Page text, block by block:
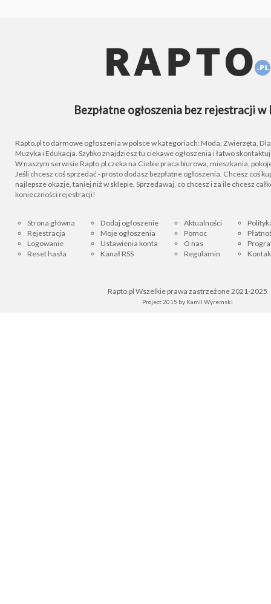
Bezpłatne ogłoszenia bez rejestracji w
Rapto.pl to darmowe ogłoszenia w polsce w kategoriach: Moda, Zwierzęta, Dla
Muzyka i Edukacja. Szybko znajdziesz tu ciekawe ogłoszenia i łatwo
W naszym serwisie Rapto.pl czeka na Ciebie praca biurowa, mieszkania,
Jeśli chcesz coś sprzedać - prosto dodasz bezpłatne ogłoszenia. Chcesz coś
najlepsze okazje, taniej niż w sklepie. Sprzedawaj, co chcesz i za ile chcesz
konieczności rejestracji!
Strona główna
Rejestracja
Logowanie
Reset hasła
Dodaj ogłoszenie
Moje ogłoszenia
Ustawienia konta
Kanał RSS
Aktualności
Pomoc
O nas
Regulamin
Rapto.pl Wszelkie prawa zastrzeżone 2021-2025
Project 2015 by Kamil Wyremski